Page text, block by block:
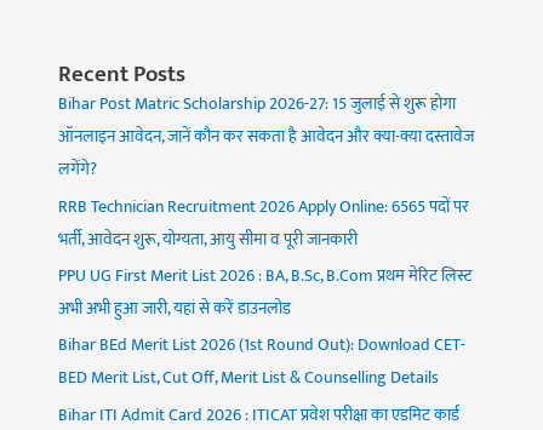
Recent Posts
Bihar Post Matric Scholarship 2026-27: 15 जुलाई से शुरू होगा
ऑनलाइन आवेदन, जानें कौन कर सकता है आवेदन और क्या-क्या दस्तावेज
लगेंगे?
RRB Technician Recruitment 2026 Apply Online: 6565 पदों पर
भर्ती, आवेदन शुरू, योग्यता, आयु सीमा व पूरी जानकारी
PPU UG First Merit List 2026 : BA, B.Sc, B.Com प्रथम मेरिट लिस्ट
अभी अभी हुआ जारी, यहां से करें डाउनलोड
Bihar BEd Merit List 2026 (1st Round Out): Download CET-
BED Merit List, Cut Off, Merit List & Counselling Details
Bihar ITI Admit Card 2026 : ITICAT प्रवेश परीक्षा का एडमिट कार्ड